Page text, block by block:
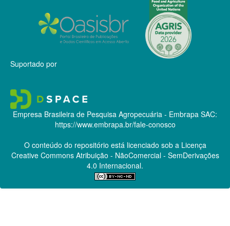
Suportado por
Empresa Brasileira de Pesquisa Agropecuária - Embrapa SAC:
https://www.embrapa.br/fale-conosco
O conteúdo do repositório está licenciado sob a Licença
Creative CommonsAtribuição - NãoComercial - SemDerivações
4.0 Internacional.